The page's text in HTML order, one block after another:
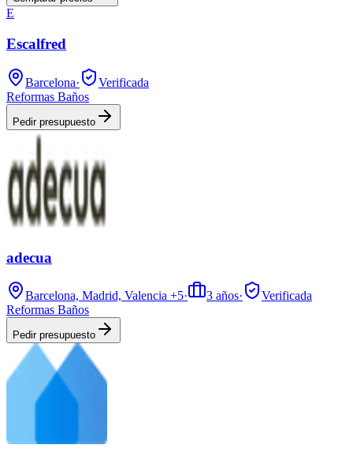
E
Escalfred
Barcelona·
Verificada
Reformas Baños
Pedir presupuesto
adecua
Barcelona, Madrid, Valencia +5· 3 años·
Verificada
Reformas Baños
Pedir presupuesto